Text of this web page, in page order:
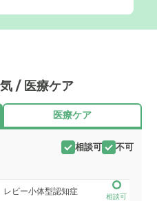
/ 医療ケア
医療ケア
相談可 不可
レビー小体型認知症
相談可